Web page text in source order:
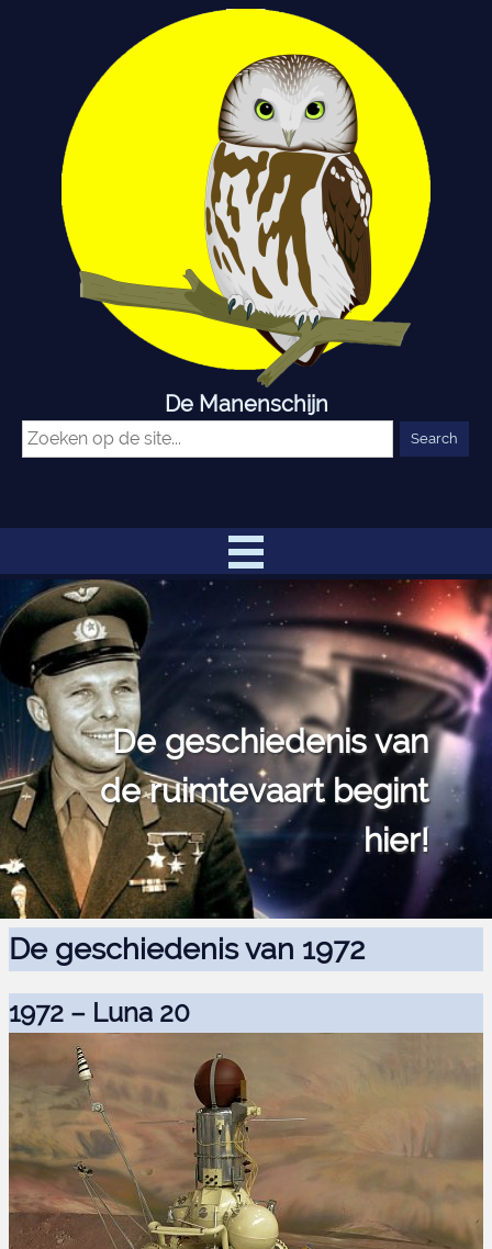
De geschiedenis van 1972
1972 – Luna 20
De Manenschijn
De geschiedenis van
de ruimtevaart begint
hier!